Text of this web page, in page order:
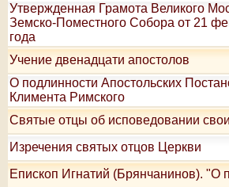
Утвержденная Грамота Великого
Земско-Поместного Собора от 21
года
Учение двенадцати апостолов
О подлинности Апостольских
Климента Римского
Святые отцы об исповедовании
Изречения святых отцов Церкви
Епископ Игнатий (Брянчанинов). "О